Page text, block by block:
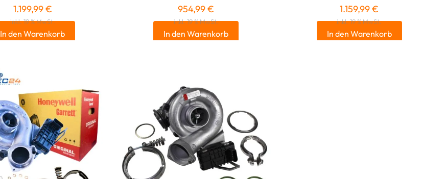
1.199,99€
inkl. 19 % MwSt.
In den Warenkorb
954,99€
inkl. 19 % MwSt.
In den Warenkorb
1.159,99€
inkl. 19 % MwSt.
In den Warenkorb